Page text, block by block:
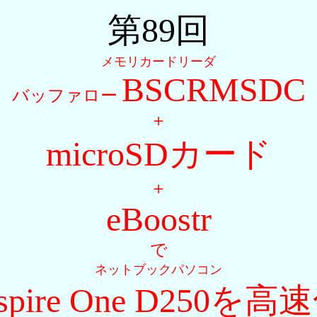
第89回
メモリカードリーダ
バッファロー BSCRMSDC
＋
microSDカード
＋
eBoostr
で
ネットブックパソコン
One D250を高